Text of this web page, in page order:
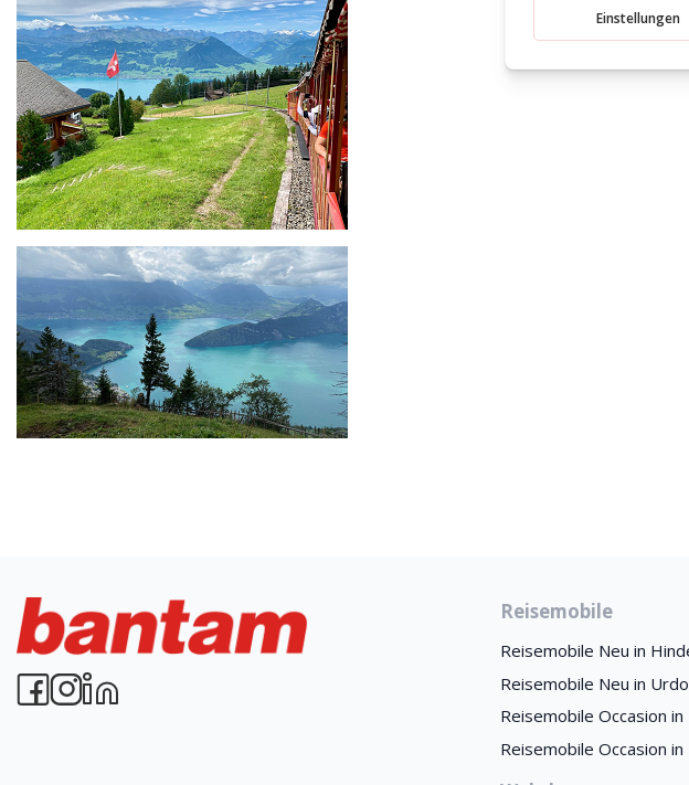
Reisemobile
Reisemobile Neu in
Reisemobile Neu in
Reisemobile Occasion
Reisemobile Occasion